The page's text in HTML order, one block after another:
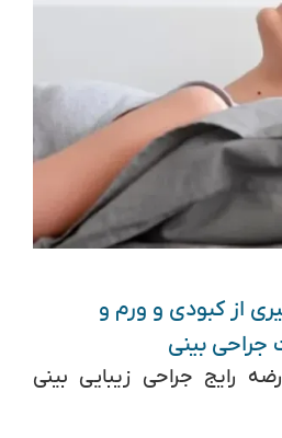
از کبودی و ورم و
بینی
رایج جراحی زیبایی بینی